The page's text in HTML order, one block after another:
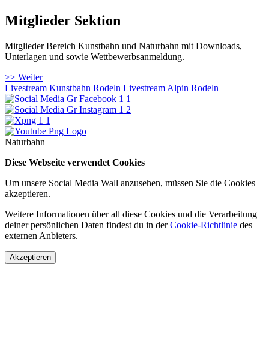
Mitglieder Sektion
Mitglieder Bereich Kunstbahn und Naturbahn mit Downloads,
Unterlagen und sowie Wettbewerbsanmeldung.
>> Weiter
Livestream Kunstbahn Rodeln Livestream Alpin Rodeln
Naturbahn
Diese Webseite verwendet Cookies
Um unsere Social Media Wall anzusehen, müssen Sie die Cookies
akzeptieren.
Weitere Informationen über all diese Cookies und die Verarbeitung
deiner persönlichen Daten findest du in derCookie-Richtlinie des
externen Anbieters.
Akzeptieren